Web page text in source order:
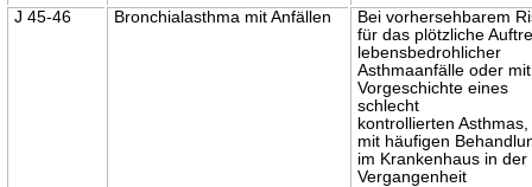
J 45-46
Bronchialasthma mit Anfällen
Bei vorhersehbarem
für das plötzliche
lebensbedrohlicher
Asthmaanfälle oder
Vorgeschichte eines
schlecht
kontrollierten
mit häufigen
im Krankenhaus in der
Vergangenheit